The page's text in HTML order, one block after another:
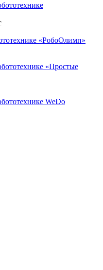
«РобоОлимп»
«Простые
WeDo